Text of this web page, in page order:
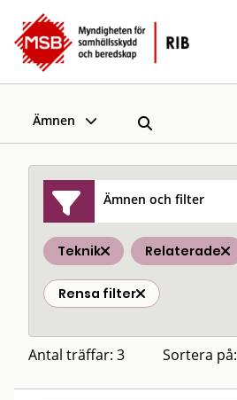
Ämnen
Ämnen och filter
Teknik Relaterade
Rensa filter
Antal träffar: 3 Sortera på: